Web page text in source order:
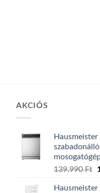
AKCIÓS
szabadonálló
139.990Ft
Hausmeister